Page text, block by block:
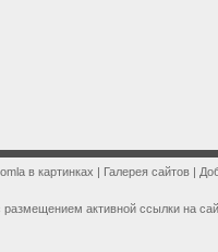
в картинках | Галерея сайтов |
активной ссылки на